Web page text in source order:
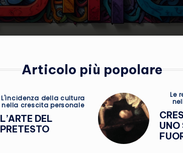
Articolo più popolare
Posted
in
L'incidenza della cultura
nella crescita personale
L’ARTE DEL
PRETESTO
Le
UNO